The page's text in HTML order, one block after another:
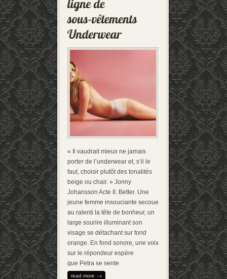
« Il vaudrait mieux ne jamais
porter de l’underwear et, s’il le
faut, choisir plutôt des tonalités
beige ou chair. » Jonny
Johansson Acte II. Better. Une
jeune femme insouciante secoue
au ralenti la tête de bonheur, un
large sourire illuminant son
visage se détachant sur fond
orange. En fond sonore, une voix
sur le répondeur espère
que Petra se sente
read more